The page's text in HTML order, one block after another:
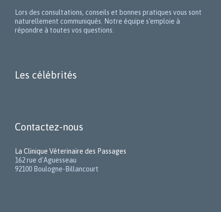
Lors des consultations, conseils et bonnes pratiques vous sont
naturellement communiqués. Notre équipe s'emploie à
répondre à toutes vos questions.
Les célébrités
Contactez-nous
La Clinique Véterinaire des Passages
162 rue d'Aguesseau
92100 Boulogne-Billancourt